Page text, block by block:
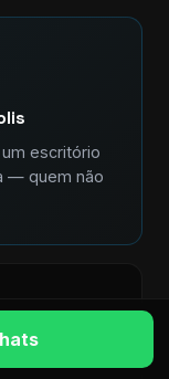
escritório
— quem não